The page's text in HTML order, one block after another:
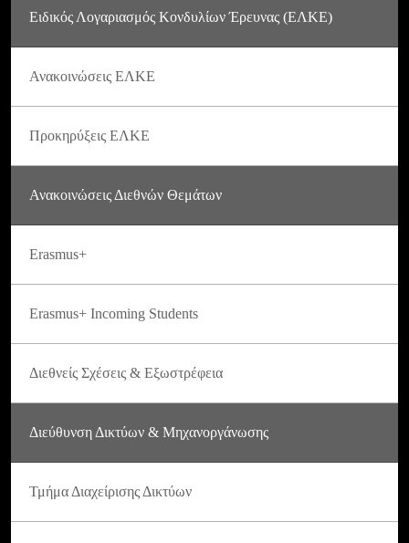
Ειδικός Λογαριασμός Κονδυλίων Έρευνας (ΕΛΚΕ)
Ανακοινώσεις ΕΛΚΕ
Προκηρύξεις ΕΛΚΕ
Ανακοινώσεις Διεθνών Θεμάτων
Erasmus+
Erasmus+ Incoming Students
Διεθνείς Σχέσεις & Εξωστρέφεια
Διεύθυνση Δικτύων & Μηχανοργάνωσης
Τμήμα Διαχείρισης Δικτύων